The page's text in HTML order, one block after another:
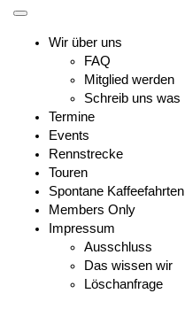
Skip
contentmobileWir über uns
FAQ
Mitglied werden
Schreib uns was
Termine
Events
Rennstrecke
Touren
Spontane Kaffeefahrten
Members Only
Impressum
Ausschluss
Das wissen wir
Löschanfrage